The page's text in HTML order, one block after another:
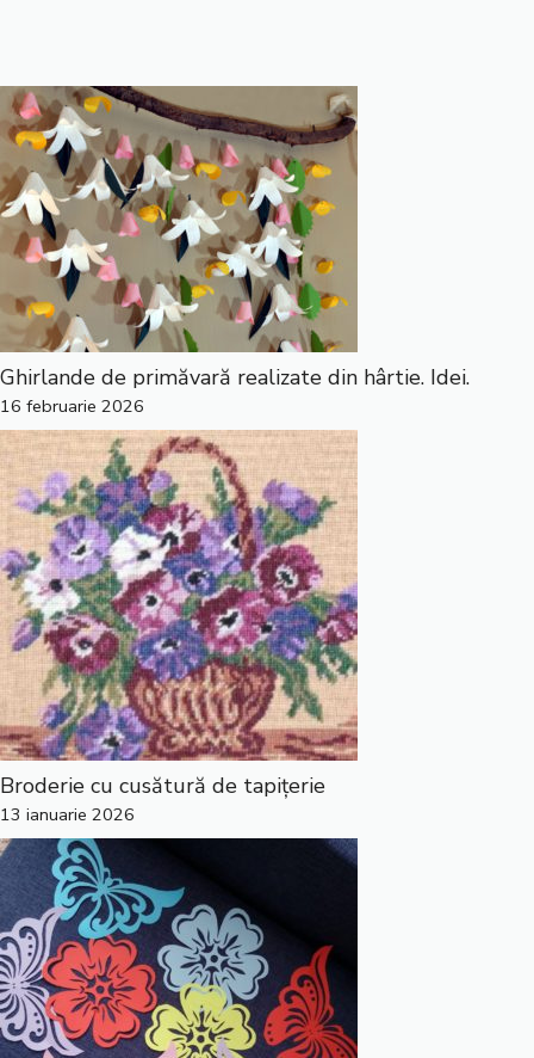
Ghirlande de primăvară realizate din hârtie. Idei.
16 februarie 2026
Broderie cu cusătură de tapițerie
13 ianuarie 2026